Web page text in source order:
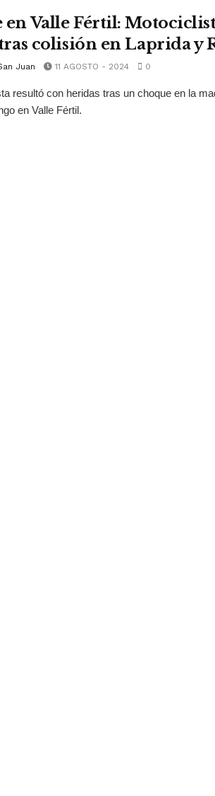
en Valle Fértil:
colisión en Laprida y
Juan 11 AGOSTO - 2024 0
resultó con heridas tras un choque en la
en Valle Fértil.